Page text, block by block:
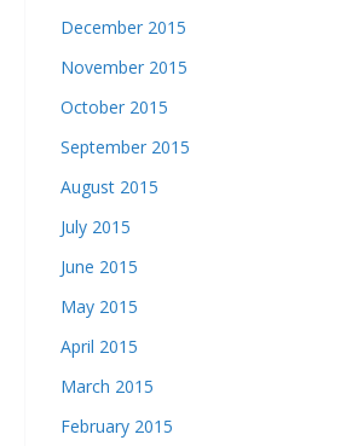
December 2015
November 2015
October 2015
September 2015
August 2015
July 2015
June 2015
May 2015
April 2015
March 2015
February 2015